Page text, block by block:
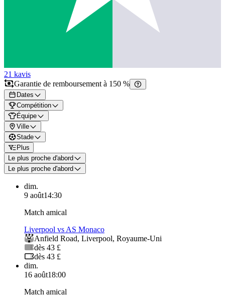
21 kavis
Garantie de remboursement à 150 %
Dates
Compétition
Équipe
Ville
Stade
Plus
Le plus proche d'abord
Le plus proche d'abord
dim.
9 août14:30
Match amical
Liverpool vs AS Monaco
Anfield Road, Liverpool, Royaume-Uni
dès 43 £
dès 43 £
dim.
16 août18:00
Match amical